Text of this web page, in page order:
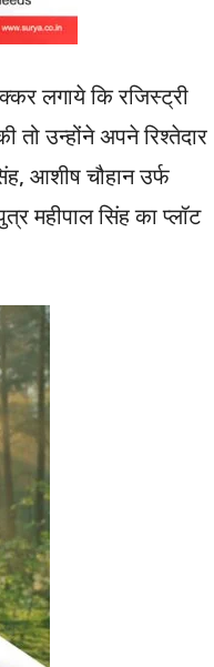
लगाये कि रजिस्ट्री
तो उन्होंने अपने रिश्तेदार
आशीष चौहान उर्फ
महीपाल सिंह का प्लॉट